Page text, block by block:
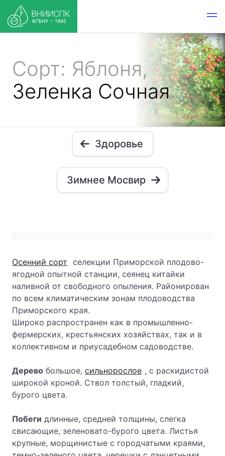
Сорт: Яблоня,
Зеленка Сочная
Здоровье
Зимнее Мосвир
Осенний сорт селекции Приморской плодово-
ягодной опытной станции, сеянец китайки
наливной от свободного опыления. Районирован
по всем климатическим зонам плодоводства
Приморского края.
Широко распространен как в промышленно-
фермерских, крестьянских хозяйствах, так и в
коллективном и приусадебном садоводстве.
Дерево большое, сильнорослое , с раскидистой
широкой кроной. Ствол толстый, гладкий,
бурого цвета.
Побеги длинные, средней толщины, слегка
свисающие, зеленовато-бурого цвета. Листья
крупные, морщинистые с городчатыми краями,